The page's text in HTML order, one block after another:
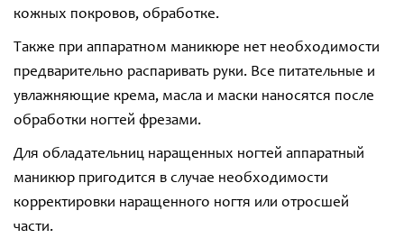
кожных покровов, обработке.
Также при аппаратном маникюре нет необходимости
предварительно распаривать руки. Все питательные и
увлажняющие крема, масла и маски наносятся после
обработки ногтей фрезами.
Для обладательниц наращенных ногтей аппаратный
маникюр пригодится в случае необходимости
корректировки наращенного ногтя или отросшей
части.